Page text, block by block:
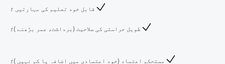
قابل خود تعلیم کی مہارتیں ؛
طویل حراستی کی صلاحیت (برداشت، عمر بڑھنے )؛
مستحکم اعتماد (خود اعتمادی میں اضافہ یا کم نہیں )؛